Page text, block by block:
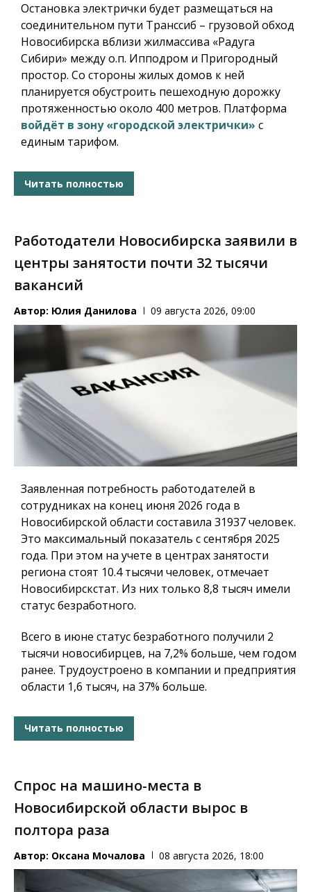
Остановка электрички будет размещаться на
соединительном пути Транссиб – грузовой обход
Новосибирска вблизи жилмассива «Радуга
Сибири» между о.п. Ипподром и Пригородный
простор. Со стороны жилых домов к ней
планируется обустроить пешеходную дорожку
протяженностью около 400 метров. Платформа
войдёт в зону «городской электрички» с
единым тарифом.
Читать полностью
Работодатели Новосибирска заявили в
центры занятости почти 32 тысячи
вакансий
Автор: Юлия Данилова 09 августа 2026, 09:00
Заявленная потребность работодателей в
сотрудниках на конец июня 2026 года в
Новосибирской области составила 31937 человек.
Это максимальный показатель с сентября 2025
года. При этом на учете в центрах занятости
региона стоят 10.4 тысячи человек, отмечает
Новосибирскстат. Из них только 8,8 тысяч имели
статус безработного.
Всего в июне статус безработного получили 2
тысячи новосибирцев, на 7,2% больше, чем годом
ранее. Трудоустроено в компании и предприятия
области 1,6 тысяч, на 37% больше.
Читать полностью
Спрос на машино-места в
Новосибирской области вырос в
полтора раза
Автор: Оксана Мочалова 08 августа 2026, 18:00